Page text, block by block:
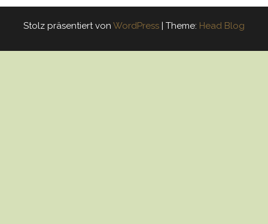
Stolz präsentiert von WordPress | Theme: Head Blog